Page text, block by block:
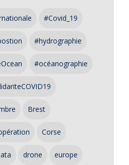
#Covid_19
#hydrographie
#océanographie
Brest
Corse
drone europe